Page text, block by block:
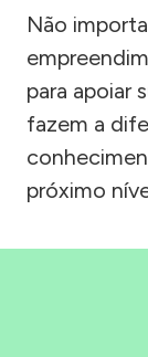
Não
para apoiar
fazem a
próximo